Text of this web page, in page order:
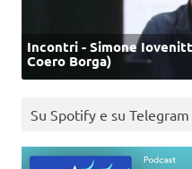
Incontri - Simone
Coero Borga)
Su Spotify e su Telegram